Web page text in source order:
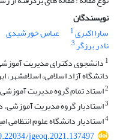
نویسندگان
سارا اکبری1 عباس خورشیدی
نادر برزگر3
1 دانشجوی دکترای مدیریت
دانشگاه آزاد اسلامی، اسلامشهر،
2استاد تمام گروه مدیریت
3استادیار گروه مدیریت آموزشی،
4استادیار دانشگاه علوم انتظامی
jgeoq.2021.137497